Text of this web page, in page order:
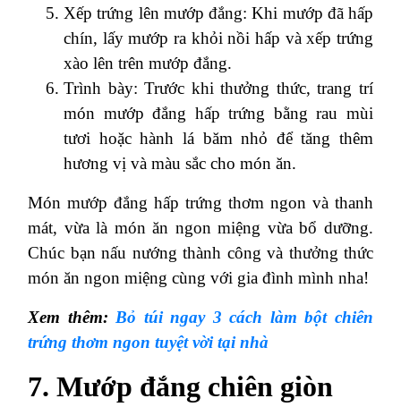
Xếp trứng lên mướp đắng: Khi mướp đã hấp
chín, lấy mướp ra khỏi nồi hấp và xếp trứng
xào lên trên mướp đắng.
Trình bày: Trước khi thưởng thức, trang trí
món mướp đắng hấp trứng bằng rau mùi
tươi hoặc hành lá băm nhỏ để tăng thêm
hương vị và màu sắc cho món ăn.
Món mướp đắng hấp trứng thơm ngon và thanh
mát, vừa là món ăn ngon miệng vừa bổ dưỡng.
Chúc bạn nấu nướng thành công và thưởng thức
món ăn ngon miệng cùng với gia đình mình nha!
Xem thêm: Bỏ túi ngay 3 cách làm bột chiên
trứng thơm ngon tuyệt vời tại nhà
7. Mướp đắng chiên giòn